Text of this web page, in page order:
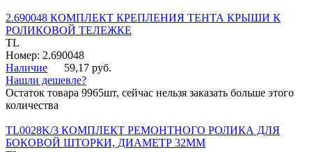
2.690048 КОМПЛЕКТ КРЕПЛЕНИЯ ТЕНТА КРЫШИ К
РОЛИКОВОЙ ТЕЛЕЖКЕ
TL
Номер: 2.690048
Наличие
59,17 руб.
Нашли дешевле?
Остаток товара 9965шт, сейчас нельзя заказать больше этого
количества
TL0028K/3 КОМПЛЕКТ РЕМОНТНОГО РОЛИКА ДЛЯ
БОКОВОЙ ШТОРКИ, ДИАМЕТР 32ММ